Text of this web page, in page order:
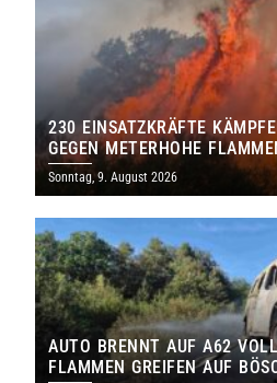
230 EINSATZKRÄFTE
GEGEN METERHOHE
Sonntag, 9. August 2026
AUTO BRENNT AUF A62
FLAMMEN GREIFEN AUF